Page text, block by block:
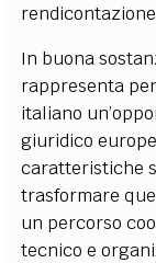
In buona
rappresenta
italiano
giuridico
caratteristiche
trasformare
un percorso
tecnico e